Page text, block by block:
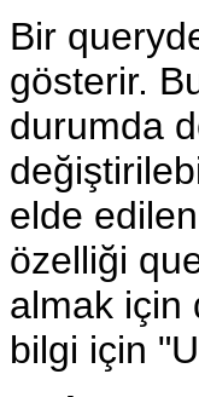
Bir
gösterir.
durumda
elde
özelliği
almak için
bilgi için